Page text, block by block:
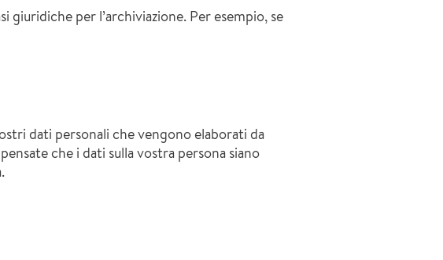
giuridiche per l’archiviazione. Per esempio, se
dati personali che vengono elaborati da
che i dati sulla vostra persona siano